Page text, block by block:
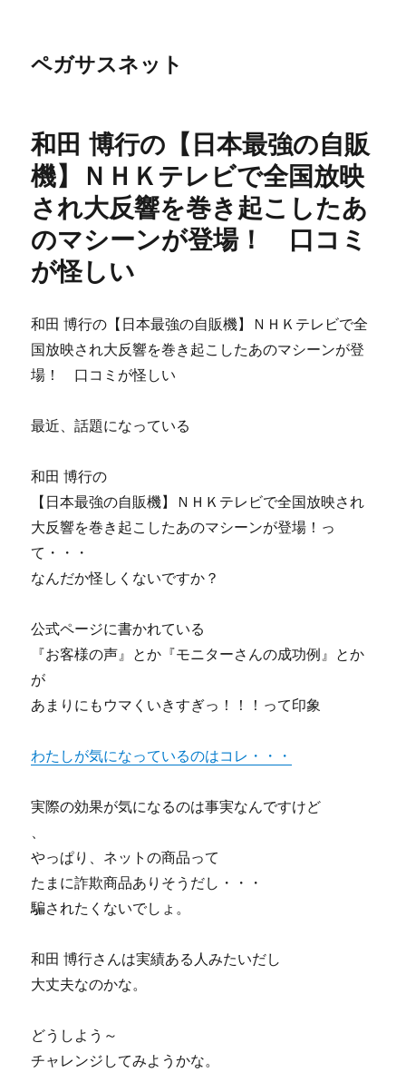
ペガサスネット
和田 博行の【日本最強の自販
機】ＮＨＫテレビで全国放映
され大反響を巻き起こしたあ
のマシーンが登場！ 口コミ
が怪しい
和田 博行の【日本最強の自販機】ＮＨＫテレビで全
国放映され大反響を巻き起こしたあのマシーンが登
場！ 口コミが怪しい
最近、話題になっている
和田 博行の
【日本最強の自販機】ＮＨＫテレビで全国放映され
大反響を巻き起こしたあのマシーンが登場！っ
て・・・
なんだか怪しくないですか？
公式ページに書かれている
『お客様の声』とか『モニターさんの成功例』とか
が
あまりにもウマくいきすぎっ！！！って印象
わたしが気になっているのはコレ・・・
実際の効果が気になるのは事実なんですけど
、
やっぱり、ネットの商品って
たまに詐欺商品ありそうだし・・・
騙されたくないでしょ。
和田 博行さんは実績ある人みたいだし
大丈夫なのかな。
どうしよう～
チャレンジしてみようかな。